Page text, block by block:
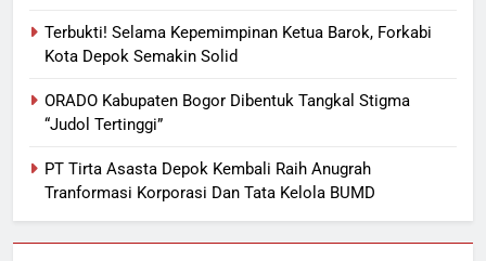
Terbukti! Selama Kepemimpinan Ketua Barok, Forkabi
Kota Depok Semakin Solid
ORADO Kabupaten Bogor Dibentuk Tangkal Stigma
“Judol Tertinggi”
PT Tirta Asasta Depok Kembali Raih Anugrah
Tranformasi Korporasi Dan Tata Kelola BUMD